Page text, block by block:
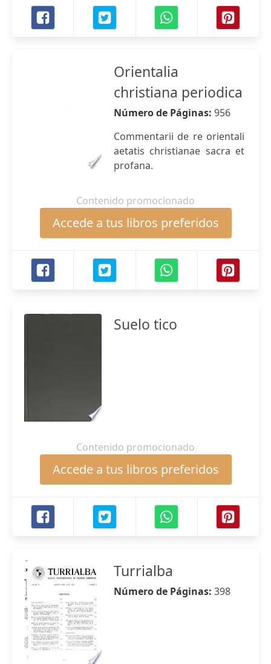
Orientalia
christiana periodica
Número de Páginas: 956
Commentarii de re orientali
aetatis christianae sacra et
profana.
Contenido promocionado
Accede a tus libros preferidos
Suelo tico
Contenido promocionado
Accede a tus libros preferidos
Turrialba
Número de Páginas: 398